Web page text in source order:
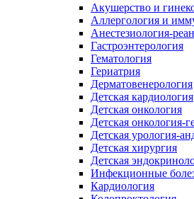
Акушерство и
Аллергология и
Анестезиология-
Гастроэнтерология
Гематология
Гериатрия
Дерматовенерология
Детская кардиология
Детская онкология
Детская онкология-
Детская урология-
Детская хирургия
Детская
Инфекционные
Кардиология